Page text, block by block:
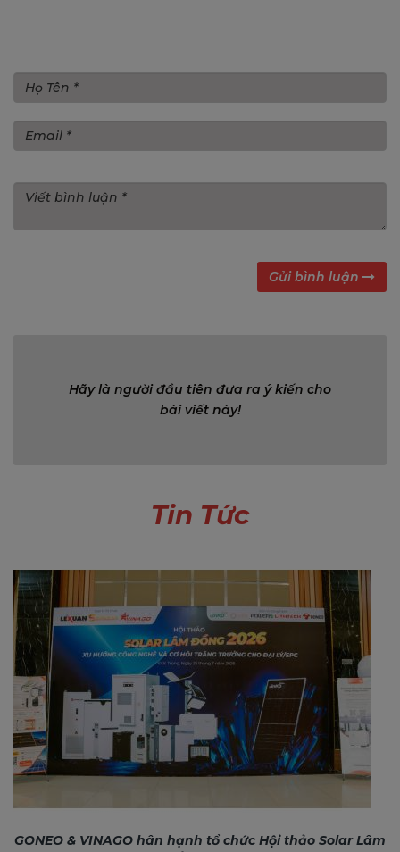
Gửi bình luận
Hãy là người đầu tiên đưa ra ý kiến cho
bài viết này!
Tin Tức
GONEO & VINAGO hân hạnh tổ chức Hội thảo Solar Lâm